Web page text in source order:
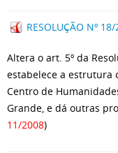
RESOLUÇÃO Nº
Altera o art. 5º da
estabelece a estrutura
Centro de
Grande, e dá outras
11/2008)